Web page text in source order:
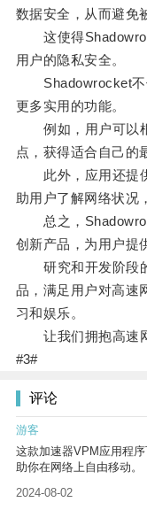
数据安全，从而避免
这使得
用户的隐私安全。
Shadowrocket不
更多实用的功能。
例如，用户可以根
点，获得适合自己的
此外，应用还提供
助用户了解网络状况
总之，
创新产品，为用户提
研究和开发阶段的
品，满足用户对高速
习和娱乐。
让我们拥抱高速网
#3#
评论
游客
这款加速器VPM应用程
助你在网络上自由移动。
2024-08-02